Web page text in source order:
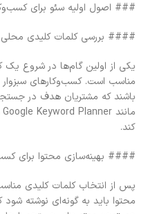
### اصول اولیه سئو برای
#### بررسی کلمات کلیدی محلی
یکی از اولین گام‌ها در شروع یک
مناسب است. کسب‌وکارهای سبزوار
باشند که مشتریان هدف در
کند.
#### بهینه‌سازی محتوا برای
پس از انتخاب کلمات کلیدی
محتوا باید به گونه‌ای نوشته